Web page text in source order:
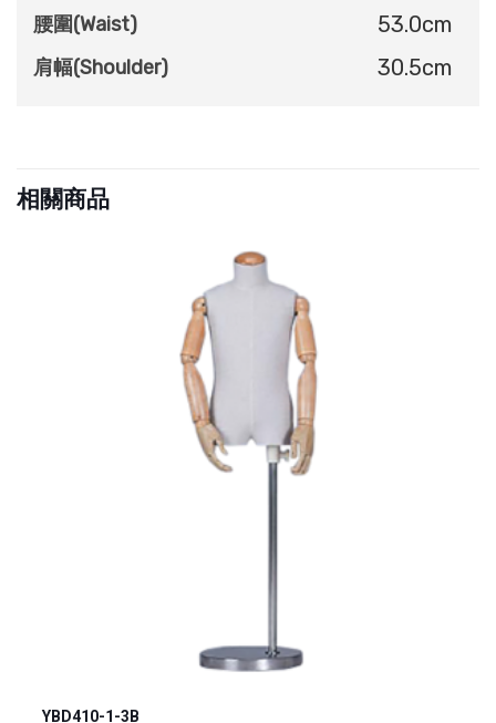
腰圍(Waist) 53.0cm
肩幅(Shoulder) 30.5cm
相關商品
YBD410-1-3B